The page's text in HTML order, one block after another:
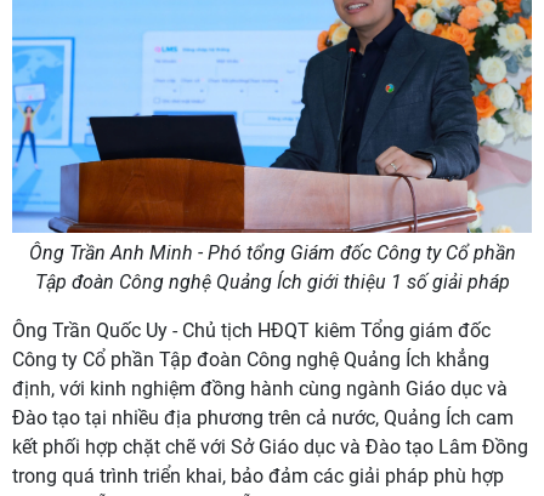
Ông Trần Anh Minh - Phó tổng Giám đốc Công ty Cổ phần
Tập đoàn Công nghệ Quảng Ích giới thiệu 1 số giải pháp
Ông Trần Quốc Uy - Chủ tịch HĐQT kiêm Tổng giám đốc
Công ty Cổ phần Tập đoàn Công nghệ Quảng Ích khẳng
định, với kinh nghiệm đồng hành cùng ngành Giáo dục và
Đào tạo tại nhiều địa phương trên cả nước, Quảng Ích cam
kết phối hợp chặt chẽ với Sở Giáo dục và Đào tạo Lâm Đồng
trong quá trình triển khai, bảo đảm các giải pháp phù hợp